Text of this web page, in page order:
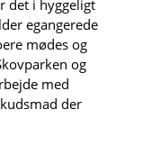
det i hyggeligt
egangerede
mødes og
og
med
der